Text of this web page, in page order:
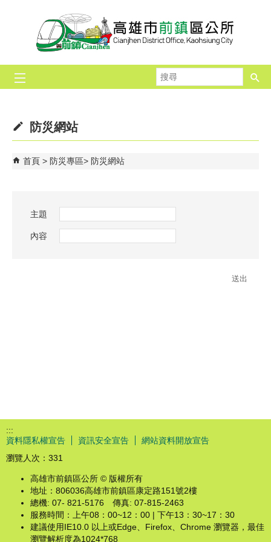
跳到主要內容區塊
尋
防災網站
首頁 防災專區 防災網站
主題
內容
:::
資料隱私權宣告
資訊安全宣告
網站資料開放宣告
瀏覽人次： 331
高雄市前鎮區公所 © 版權所有
地址：806036高雄市前鎮區康定路151號2樓
總機: 07- 821-5176 傳真: 07-815-2463
服務時間：上午08：00~12：00 | 下午13：30~17：30
建議使用IE10.0 以上或Edge、Firefox、Chrome 瀏覽器，最佳
瀏覽解析度為1024*768